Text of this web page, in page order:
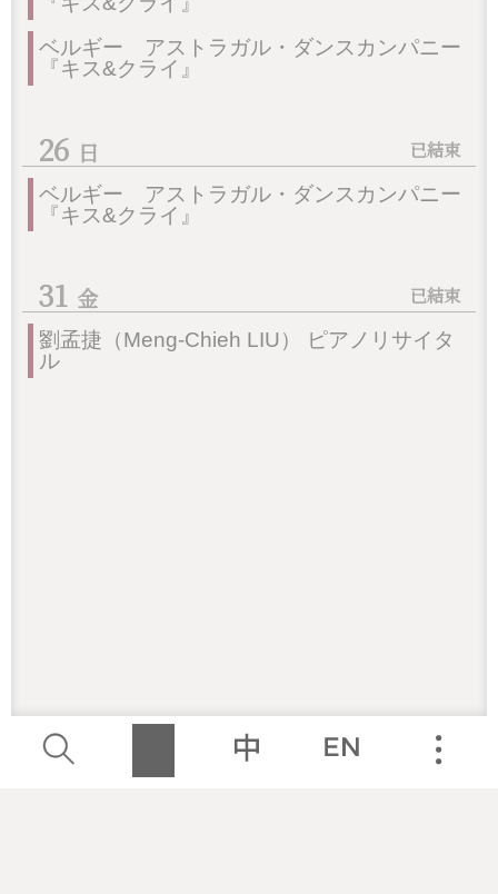
ベルギー アストラガル・ダンスカンパニー
『キス&クライ』
26
ベルギー アストラガル・ダンスカンパニー
『キス&クライ』
31
劉孟捷（Meng-Chieh LIU） ピアノリサイタ
ル